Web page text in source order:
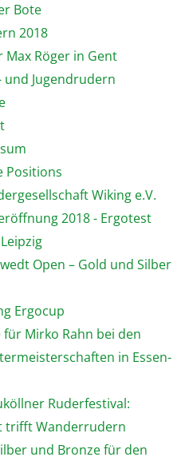
Bote
2018
Max Röger in Gent
und Jugendrudern
Positions
Wiking e.V.
2018 - Ergotest
Open – Gold und Silber
Ergocup
für Mirko Rahn bei den
in Essen-
Ruderfestival:
trifft Wanderrudern
und Bronze für den